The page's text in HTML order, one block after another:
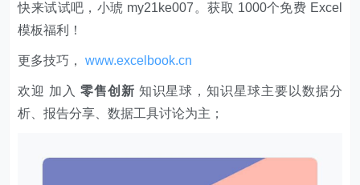
快来试试吧，小琥 my21ke007。获取 1000个免费 Excel
模板福利​​​​！
更多技巧，www.excelbook.cn
欢迎 加入 零售创新 知识星球，知识星球主要以数据分
析、报告分享、数据工具讨论为主；